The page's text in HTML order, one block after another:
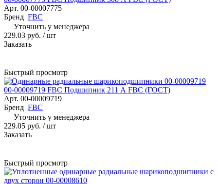
Арт. 00-00007775
Бренд FBC
Уточнить у менеджера
229.03 руб. / шт
Заказать
Быстрый просмотр
00-00009719 FBC Подшипник 211 А FBC (ГОСТ)
Арт. 00-00009719
Бренд FBC
Уточнить у менеджера
229.05 руб. / шт
Заказать
Быстрый просмотр